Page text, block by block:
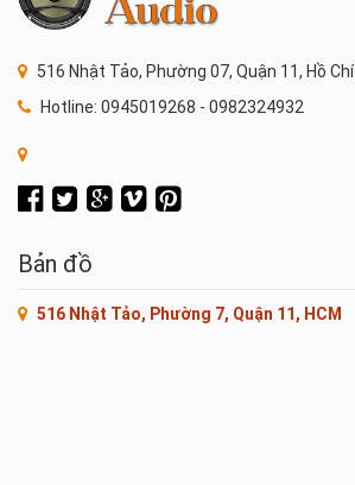
516 Nhật Tảo, Phường 07, Quận 11, Hồ
Hotline: 0945019268 - 0982324932
Bản đồ
516 Nhật Tảo, Phường 7, Quận 11, HCM